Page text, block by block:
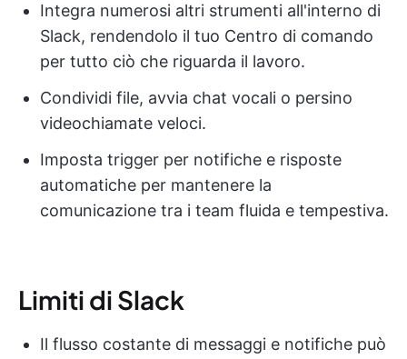
Integra numerosi altri strumenti all'interno di
Slack, rendendolo il tuo Centro di comando
per tutto ciò che riguarda il lavoro.
Condividi file, avvia chat vocali o persino
videochiamate veloci.
Imposta trigger per notifiche e risposte
automatiche per mantenere la
comunicazione tra i team fluida e tempestiva.
Limiti di Slack
Il flusso costante di messaggi e notifiche può